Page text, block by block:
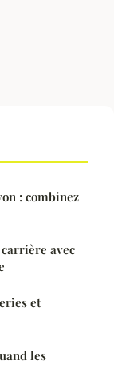
: combinez
avec
et
les